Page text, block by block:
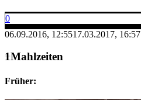
0
06.09.2016, 12:5517.03.2017, 16:57
Mahlzeiten
Früher: